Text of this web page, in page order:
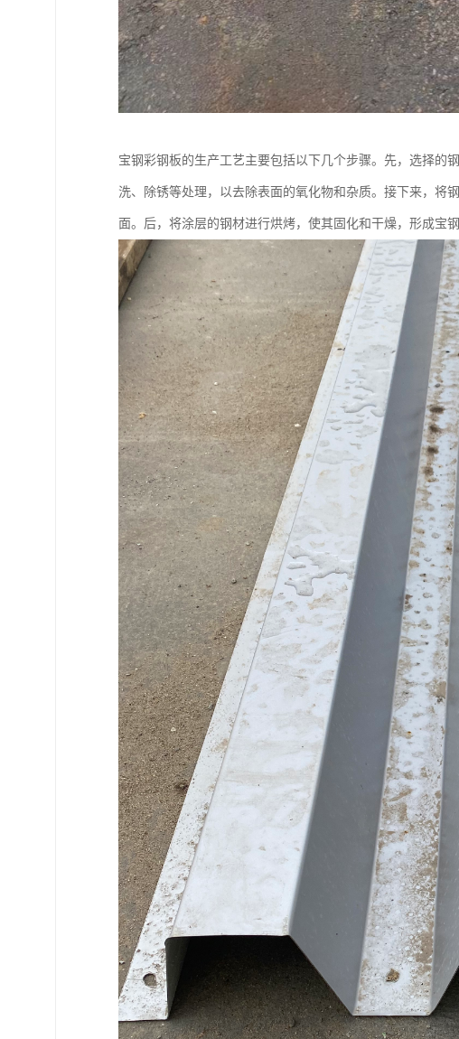
宝钢彩钢板的生产工艺主要包括以下几个步骤。先，选择的
洗、除锈等处理，以去除表面的氧化物和杂质。接下来，将
面。后，将涂层的钢材进行烘烤，使其固化和干燥，形成宝